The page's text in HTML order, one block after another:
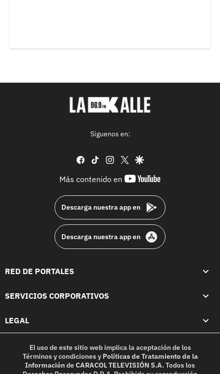
Síguenos en:
facebook
tiktok instagram
twittergoogle
Más contenido en
youtube-
Descarga nuestra app en
Descarga nuestra app en
RED DE PORTALES
SERVICIOS CORPORATIVOS
LEGAL
El uso de este sitio web implica la aceptación de los
Términos y condicionesy Políticas de Tratamiento de la
InformacióndeCARACOL TELEVISIÓN S.A.Todos los